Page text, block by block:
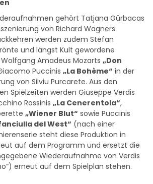
von Richard Wagners
werden zudem Stefan
und längst Kult gewordene
Amadeus Mozarts„Don
Puccinis„La Bohème“in der
von Silviu Purcarete. Aus den
Spielzeiten werden Giuseppe Verdis
Rossinis„La Cenerentola“,
„Wiener Blut“sowie Puccinis
del West“(nach einer
steht diese Produktion in
auf dem Programm und ersetzt die
Wiederaufnahme von Verdis
erneut auf dem Spielplan stehen.